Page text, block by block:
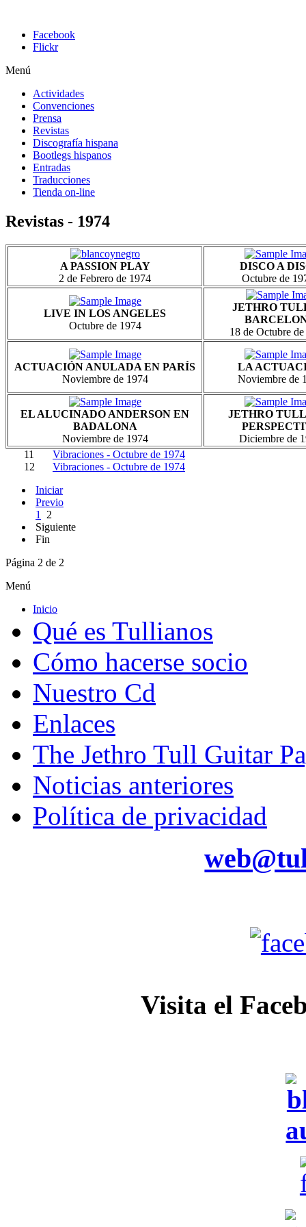
Facebook
Flickr
Menú
Actividades
Convenciones
Prensa
Revistas
Discografía hispana
Bootlegs hispanos
Entradas
Traducciones
Tienda on-line
Revistas - 1974
A PASSION PLAY
2 de Febrero de 1974
DISCO A
Octubre de
LIVE IN LOS ANGELES
Octubre de 1974
JETHRO
18 de Octubre
ACTUACIÓN ANULADA EN PARÍS
Noviembre de 1974
LA
Noviembre de
EL ALUCINADO ANDERSON EN
BADALONA
Noviembre de 1974
JETHRO
Diciembre de
11
Vibraciones - Octubre de 1974
12
Vibraciones - Octubre de 1974
Iniciar
Previo
1
2
Siguiente
Fin
Página 2 de 2
Menú
Inicio
Qué es Tullianos
Cómo hacerse socio
Nuestro Cd
Enlaces
The Jethro Tull Guitar
Noticias anteriores
Política de privacidad
Visita el